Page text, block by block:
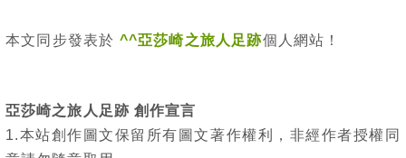
本文同步發表於 ^^亞莎崎之旅人足跡個人網站！
亞莎崎之旅人足跡 創作宣言
1.本站創作圖文保留所有圖文著作權利，非經作者授權同